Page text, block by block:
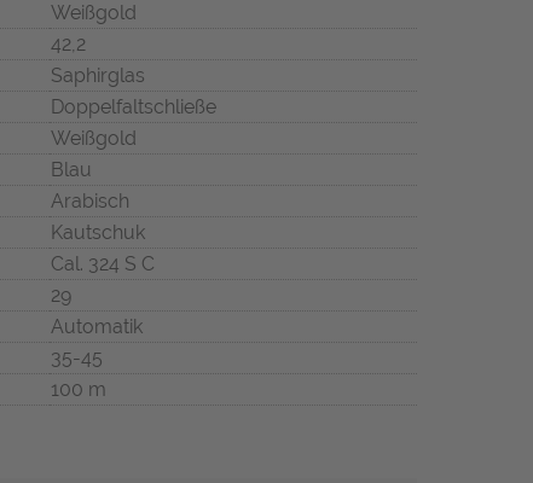
Weißgold
42,2
Saphirglas
Doppelfaltschließe
Weißgold
Blau
Arabisch
Kautschuk
Cal. 324 S C
29
Automatik
35-45
100 m